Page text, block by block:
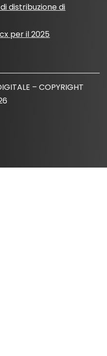
distribuzione di
per il 2025
– COPYRIGHT